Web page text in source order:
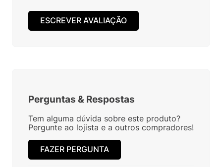
ESCREVER AVALIAÇÃO
Perguntas & Respostas
Tem alguma dúvida sobre este produto?
Pergunte ao lojista e a outros compradores!
FAZER PERGUNTA